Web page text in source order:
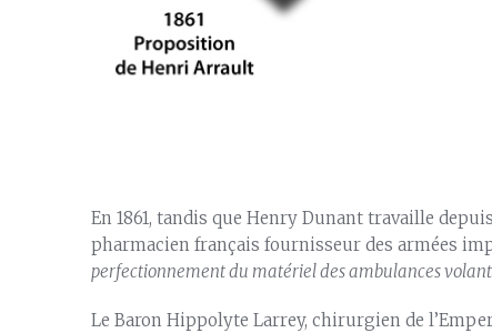
En 1861, tandis que Henry Dunant travaille
pharmacien français fournisseur des armées
perfectionnement du matériel des ambulances
Le Baron Hippolyte Larrey, chirurgien de